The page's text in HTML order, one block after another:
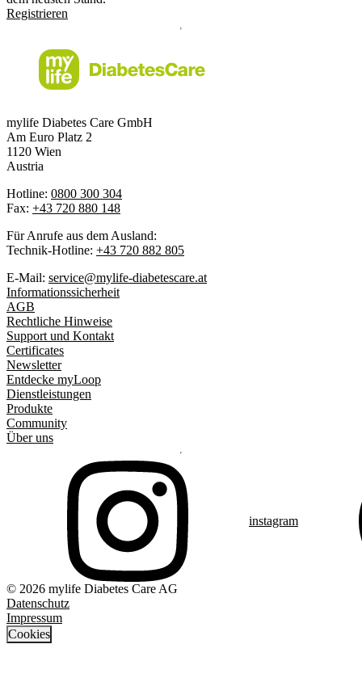
Registrieren
mylife Diabetes Care GmbH
Am Euro Platz 2
1120 Wien
Austria
Hotline: 0800 300 304
Fax: +43 720 880 148
Für Anrufe aus dem Ausland:
Technik-Hotline: +43 720 882 805
E-Mail: service@mylife-diabetescare.at
Informationssicherheit
AGB
Rechtliche Hinweise
Support und Kontakt
Certificates
Newsletter
Entdecke myLoop
Dienstleistungen
Produkte
Community
Über uns
instagram
© 2026 mylife Diabetes Care AG
Datenschutz
Impressum
Cookies